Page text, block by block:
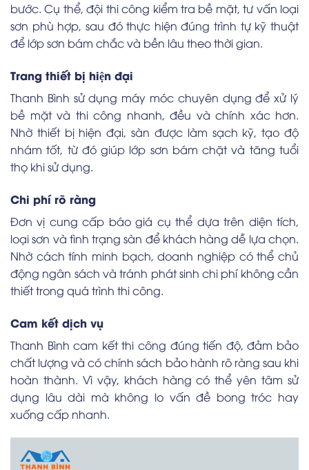
bước. Cụ thể, đội thi công kiểm tra bề mặt, tư vấn loại
sơn phù hợp, sau đó thực hiện đúng trình tự kỹ thuật
để lớp sơn bám chắc và bền lâu theo thời gian.
Trang thiết bị hiện đại
Thanh Bình sử dụng máy móc chuyên dụng để xử lý
bề mặt và thi công nhanh, đều và chính xác hơn.
Nhờ thiết bị hiện đại, sàn được làm sạch kỹ, tạo độ
nhám tốt, từ đó giúp lớp sơn bám chặt và tăng tuổi
thọ khi sử dụng.
Chi phí rõ ràng
Đơn vị cung cấp báo giá cụ thể dựa trên diện tích,
loại sơn và tình trạng sàn để khách hàng dễ lựa chọn.
Nhờ cách tính minh bạch, doanh nghiệp có thể chủ
động ngân sách và tránh phát sinh chi phí không cần
thiết trong quá trình thi công.
Cam kết dịch vụ
Thanh Bình cam kết thi công đúng tiến độ, đảm bảo
chất lượng và có chính sách bảo hành rõ ràng sau khi
hoàn thành. Vì vậy, khách hàng có thể yên tâm sử
dụng lâu dài mà không lo vấn đề bong tróc hay
xuống cấp nhanh.